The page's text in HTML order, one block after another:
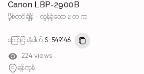
Canon LBP-2900B
ပို့စ်တင်ချိန် - လွန်ခဲ့သော 2 လ က
ကြော်ငြာနံပါတ် S-549146
224 views
ရန်ကုန်